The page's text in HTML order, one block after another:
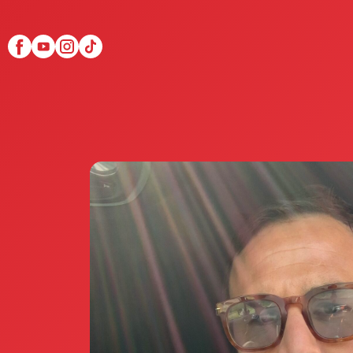
Scopri Club di Più
Le testimonianze Club
La fondatrice Valeria